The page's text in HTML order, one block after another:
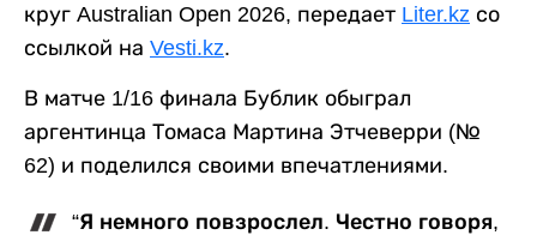
круг Australian Open 2026, передает Liter.kz со
ссылкой на Vesti.kz.
В матче 1/16 финала Бублик обыграл
аргентинца Томаса Мартина Этчеверри (№
62) и поделился своими впечатлениями.
“Я немного повзрослел. Честно говоря,